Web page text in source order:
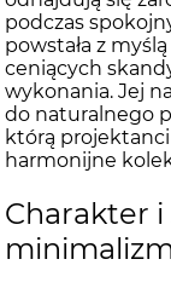
podczas
powstała z
ceniących
wykonania. Jej
do naturalnego
którą projektanci
harmonijne
Charakter i